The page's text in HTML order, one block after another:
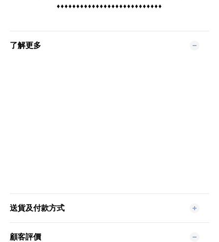
♦♦♦♦♦♦♦♦♦♦♦♦♦♦♦♦♦♦♦♦♦♦♦♦♦♦♦
了解更多
送貨及付款方式
顧客評價